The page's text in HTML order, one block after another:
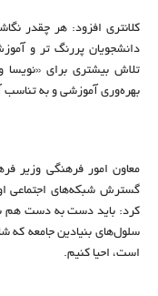
کلانتری افزود: هر چقدر
دانشجویان پررنگ تر و
تلاش بیشتری برای «نویسا
بهره‌وری آموزشی و به
معاون امور فرهنگی وزیر
گسترش شبکه‌های اجتماعی
کرد: باید دست به دست هم
سلول‌های بنیادین جامعه که
است، احیا کنیم.